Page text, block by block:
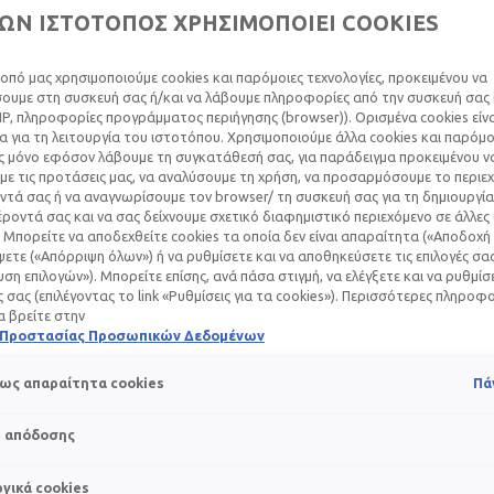
Η ΚΑΛΎΤΕΡΗ
ΚΡΈΜΑ
και καλής διάθεσης – είναι, όμως, και ο νούμερο ένα
είναι επικίνδυνες, είναι όμως επίμονες και βάζουν …
ακτίνες UVA και UVB
, αλλά και το μπλε φως που εκπέμπουν
τη μελανίνη, τη φυσική χρωστική που «ευθύνεται» για το
ασπίδα απέναντι στην υπεριώδη ακτινοβολία. Όταν ο
ΙΣΤΟΤΟΠΟΣ ΧΡΗΣΙΜΟΠΟΙΕΙ COOKIES
μας χρησιμοποιούμε cookies και παρόμοιες τεχνολογίες, προκειμένου να
στη συσκευή σας ή/και να λάβουμε πληροφορίες από την συσκευή σας
πληροφορίες προγράμματος περιήγησης (browser)). Ορισμένα cookies
για τη λειτουργία του ιστοτόπου. Χρησιμοποιούμε άλλα cookies και
μόνο εφόσον λάβουμε τη συγκατάθεσή σας, για παράδειγμα προκειμένου
τις προτάσεις μας, να αναλύσουμε τη χρήση, να προσαρμόσουμε το
σας ή να αναγνωρίσουμε τον browser/ τη συσκευή σας για τη
σας και να σας δείχνουμε σχετικό διαφημιστικό περιεχόμενο σε άλλες
Μπορείτε να αποδεχθείτε cookies τα οποία δεν είναι απαραίτητα
(«Απόρριψη όλων») ή να ρυθμίσετε και να αποθηκεύσετε τις επιλογές
επιλογών»). Μπορείτε επίσης, ανά πάσα στιγμή, να ελέγξετε και να
σας (επιλέγοντας το link «Ρυθμίσεις για τα cookies»). Περισσότερες
βρείτε στην
Προστασίας Προσωπικών Δεδομένων
απαραίτητα cookies
απόδοσης
cookies